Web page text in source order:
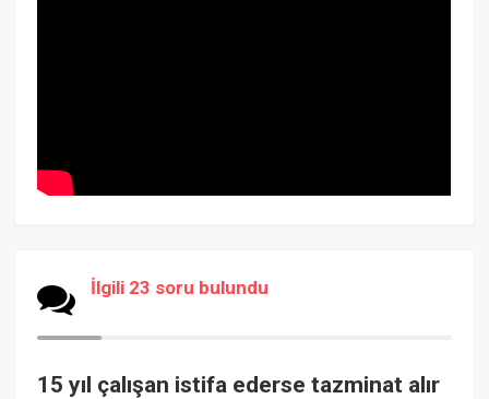
İlgili 23 soru bulundu
15 yıl çalışan istifa ederse tazminat alır